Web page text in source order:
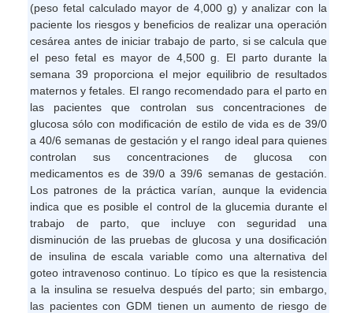
(peso fetal calculado mayor de 4,000 g) y analizar con la
paciente los riesgos y beneficios de realizar una operación
cesárea antes de iniciar trabajo de parto, si se calcula que
el peso fetal es mayor de 4,500 g. El parto durante la
semana 39 proporciona el mejor equilibrio de resultados
maternos y fetales. El rango recomendado para el parto en
las pacientes que controlan sus concentraciones de
glucosa sólo con modificación de estilo de vida es de 39/0
a 40/6 semanas de gestación y el rango ideal para quienes
controlan sus concentraciones de glucosa con
medicamentos es de 39/0 a 39/6 semanas de gestación.
Los patrones de la práctica varían, aunque la evidencia
indica que es posible el control de la glucemia durante el
trabajo de parto, que incluye con seguridad una
disminución de las pruebas de glucosa y una dosificación
de insulina de escala variable como una alternativa del
goteo intravenoso continuo. Lo típico es que la resistencia
a la insulina se resuelva después del parto; sin embargo,
las pacientes con GDM tienen un aumento de riesgo de